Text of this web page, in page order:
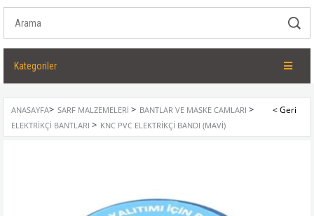
Kategoriler
ANASAYFA> SARF MALZEMELERI > BANTLAR VE MASKE CAMLARI >
ELEKTRIKÇI BANTLARI > KNC PVC ELEKTRIKÇI BANDI (MAVI)